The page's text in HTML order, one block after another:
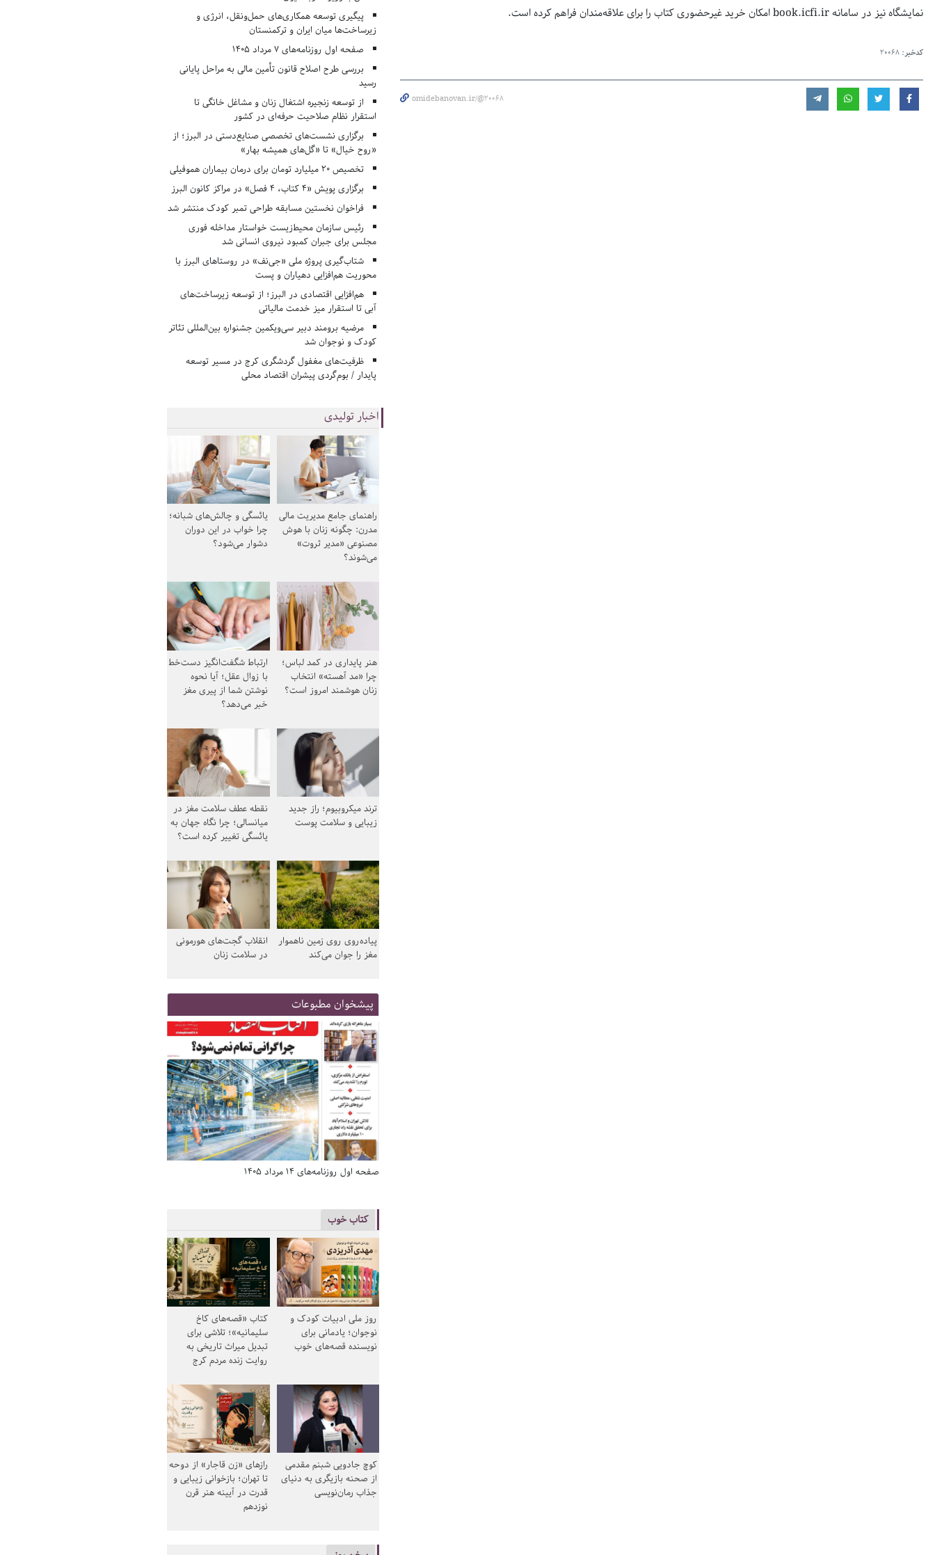
نمایشگاه نیز در سامانهbook.icfi.irامکان خرید غیرحضوری کتاب را برای علاقه‌مندان فراهم کرده است.
کدخبر: 20068
omidebanovan.ir/@20068
پیگیری توسعه همکاری‌های حمل‌ونقل، انرژی و
زیرساخت‌ها میان ایران و ترکمنستان
صفحه اول روزنامه‌های 7 مرداد 1405
بررسی طرح اصلاح قانون تأمین مالی به مراحل پایانی
رسید
از توسعه زنجیره اشتغال زنان و مشاغل خانگی تا
استقرار نظام صلاحیت حرفه‌ای در کشور
برگزاری نشست‌های تخصصی صنایع‌دستی در البرز؛ از
«روح خیال» تا «گل‌های همیشه بهار»
تخصیص ۲۰ میلیارد تومان برای درمان بیماران هموفیلی
برگزاری پویش «۴ کتاب، ۴ فصل» در مراکز کانون البرز
فراخوان نخستین مسابقه طراحی تمبر کودک منتشر شد
رئیس سازمان محیط‌زیست خواستار مداخله فوری
مجلس برای جبران کمبود نیروی انسانی شد
شتاب‌گیری پروژه ملی «جی‌نف» در روستاهای البرز با
محوریت هم‌افزایی دهیاران و پست
هم‌افزایی اقتصادی در البرز؛ از توسعه زیرساخت‌های
آبی تا استقرار میز خدمت مالیاتی
مرضیه برومند دبیر سی‌ویکمین جشنواره بین‌المللی تئاتر
کودک و نوجوان شد
ظرفیت‌های مغفول گردشگری کرج در مسیر توسعه
پایدار / بوم‌گردی پیشران اقتصاد محلی
اخبار تولیدی
راهنمای جامع مدیریت مالی
مدرن: چگونه زنان با هوش
مصنوعی «مدیر ثروت»
می‌شوند؟
یائسگی و چالش‌های شبانه؛
چرا خواب در این دوران
دشوار می‌شود؟
هنر پایداری در کمد لباس؛
چرا «مد آهسته» انتخاب
زنان هوشمند امروز است؟
ارتباط شگفت‌انگیز دست‌خط
با زوال عقل؛ آیا نحوه
نوشتن شما از پیری مغز
خبر می‌دهد؟
ترند میکروبیوم؛ راز جدید
زیبایی و سلامت پوست
نقطه عطف سلامت مغز در
میانسالی؛ چرا نگاه جهان به
یائسگی تغییر کرده است؟
پیاده‌روی روی زمین ناهموار
مغز را جوان می‌کند
انقلاب گجت‌های هورمونی
در سلامت زنان
پیشخوان مطبوعات
صفحه اول روزنامه‌های 14 مرداد 1405
کتاب خوب
روز ملی ادبیات کودک و
نوجوان؛ یادمانی برای
نویسنده قصه‌های خوب
کتاب «قصه‌های کاخ
سلیمانیه»؛ تلاشی برای
تبدیل میراث تاریخی به
روایت زنده مردم کرج
کوچ جادویی شبنم مقدمی
از صحنه بازیگری به دنیای
جذاب رمان‌نویسی
رازهای «زن قاجار» از دوحه
تا تهران؛ بازخوانی زیبایی و
قدرت در آیینه هنر قرن
نوزدهم